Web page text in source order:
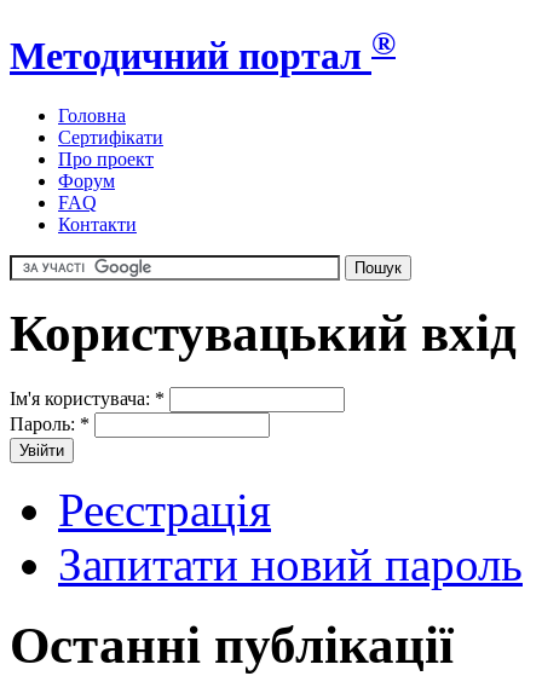
Методичний портал ®
Головна
Сертифікати
Про проект
Форум
FAQ
Контакти
Користувацький вхід
Ім'я користувача: *
Пароль: *
Реєстрація
Запитати новий пароль
Останні публікації